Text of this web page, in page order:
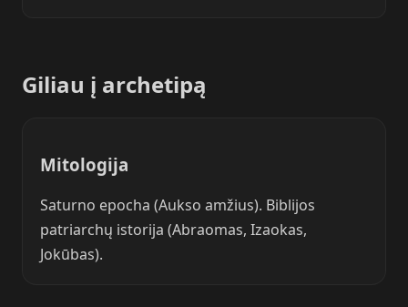
Giliau į archetipą
Mitologija
Saturno epocha (Aukso amžius). Biblijos
patriarchų istorija (Abraomas, Izaokas,
Jokūbas).